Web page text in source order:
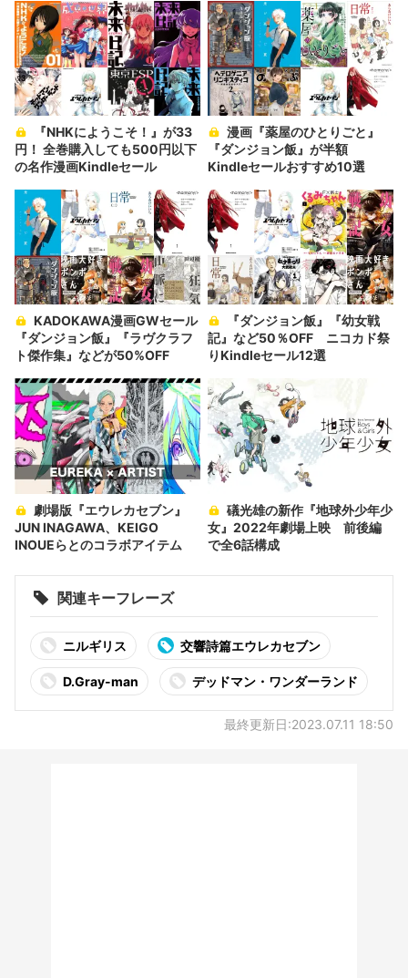
円！ 全巻購入しても500円以下
の名作漫画Kindleセール
『ダンジョン飯』が半額
Kindleセールおすすめ10選
『ダンジョン飯』『ラヴクラフ
ト傑作集』などが50%OFF
記』など50％OFF ニコカド祭
りKindleセール12選
JUN INAGAWA、KEIGO
INOUEらとのコラボアイテム
女』2022年劇場上映 前後編
で全6話構成
関連キーフレーズ
ニルギリス 交響詩篇エウレカセブン
D.Gray-man デッドマン・ワンダーランド
最終更新日:2023.07.11 18:50